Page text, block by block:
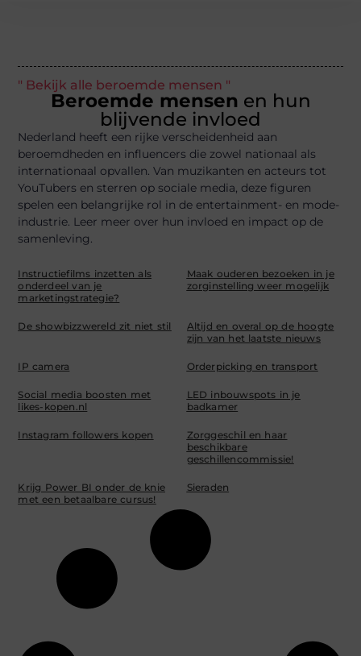
" Bekijk alle beroemde mensen "
Beroemde mensen en hun
blijvende invloed
Nederland heeft een rijke verscheidenheid aan
beroemdheden en influencers die zowel nationaal als
internationaal opvallen. Van muzikanten en acteurs tot
YouTubers en sterren op sociale media, deze figuren
spelen een belangrijke rol in de entertainment- en mode-
industrie. Leer meer over hun invloed en impact op de
samenleving.
Instructiefilms inzetten als
onderdeel van je
marketingstrategie?
Maak ouderen bezoeken in je
zorginstelling weer mogelijk
De showbizzwereld zit niet stil
Altijd en overal op de hoogte
zijn van het laatste nieuws
IP camera Orderpicking en transport
Social media boosten met
likes-kopen.nl
LED inbouwspots in je
badkamer
Instagram followers kopen
Zorggeschil en haar
beschikbare
geschillencommissie!
Krijg Power BI onder de knie
met een betaalbare cursus!
Sieraden